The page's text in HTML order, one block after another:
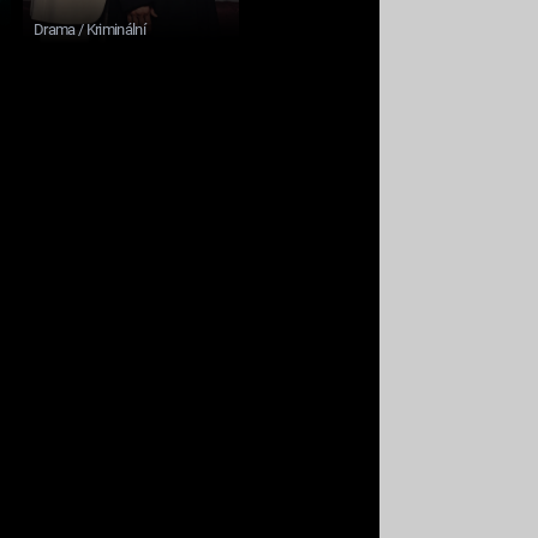
Drama / Kriminální